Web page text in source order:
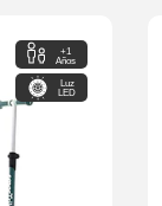
+1
Años
Luz
LED